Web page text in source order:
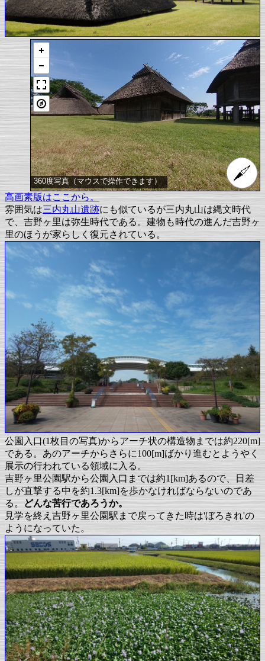
360度写真（マウスで操作できます）
高画素版はここから。
雰囲気は三内丸山遺跡にも似ているが三内丸山は縄文時代
で、吉野ヶ里は弥生時代である。建物も時代の進んだ吉野ヶ
里のほうが家らしく復元されている。
公園入口(1枚目の写真)からアーチ状の構造物までは約220[m]
である。あのアーチからさらに100[m]ばかり進むとようやく
展示の行われている領域に入る。
吉野ヶ里公園駅から公園入口までは約1[km]あるので、日差
しが直撃する中を約1.3[km]を歩かなければならないのであ
る。どんな苦行であろうか。
見学を終え吉野ヶ里公園駅まで戻ってきた時は'ぼろきれ'の
ようになっていた。